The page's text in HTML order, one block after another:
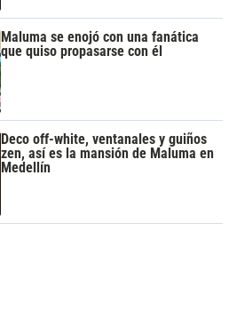
Maluma se enojó con una fanática
que quiso propasarse con él
Deco off-white, ventanales y guiños
zen, así es la mansión de Maluma en
Medellín